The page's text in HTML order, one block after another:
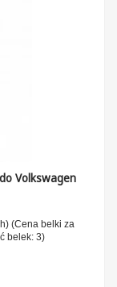
Volkswagen
(Cena belki za
belek: 3)